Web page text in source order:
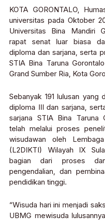
KOTA GORONTALO,
universitas pada Oktober
Universitas Bina Mandiri
rapat senat luar biasa
diploma dan sarjana, serta
STIA Bina Taruna
Grand Sumber Ria, Kota
Sebanyak 191 lulusan yang
diploma III dan sarjana,
sarjana STIA Bina Taruna
telah melalui proses
wisudawan oleh
(L2DIKTI) Wilayah IX
bagian dari proses
pengendalian, dan
pendidikan tinggi.
“Wisuda hari ini menjadi
UBMG mewisuda